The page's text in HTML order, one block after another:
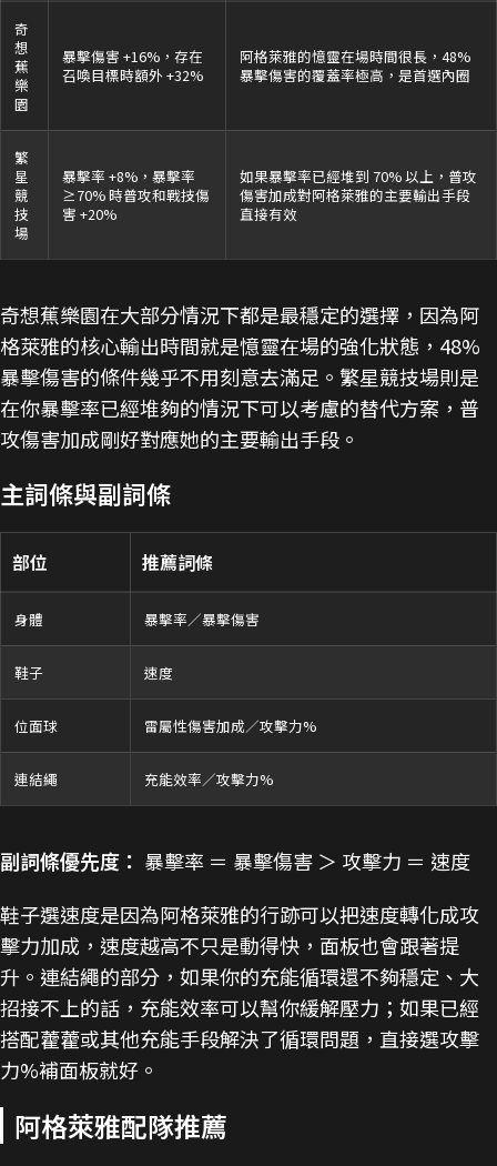
奇
想
蕉
樂
園
暴擊傷害 +16%，存在
召喚目標時額外 +32%
阿格萊雅的憶靈在場時間很長，48%
暴擊傷害的覆蓋率極高，是首選內圈
繁
星
競
技
場
暴擊率 +8%，暴擊率
≥70% 時普攻和戰技傷
害 +20%
如果暴擊率已經堆到 70% 以上，普攻
傷害加成對阿格萊雅的主要輸出手段
直接有效
奇想蕉樂園在大部分情況下都是最穩定的選擇，因為阿
格萊雅的核心輸出時間就是憶靈在場的強化狀態，48%
暴擊傷害的條件幾乎不用刻意去滿足。繁星競技場則是
在你暴擊率已經堆夠的情況下可以考慮的替代方案，普
攻傷害加成剛好對應她的主要輸出手段。
主詞條與副詞條
部位 推薦詞條
身體 暴擊率／暴擊傷害
鞋子 速度
位面球 雷屬性傷害加成／攻擊力%
連結繩 充能效率／攻擊力%
副詞條優先度： 暴擊率 ＝ 暴擊傷害 ＞ 攻擊力 ＝ 速度
鞋子選速度是因為阿格萊雅的行跡可以把速度轉化成攻
擊力加成，速度越高不只是動得快，面板也會跟著提
升。連結繩的部分，如果你的充能循環還不夠穩定、大
招接不上的話，充能效率可以幫你緩解壓力；如果已經
搭配藿藿或其他充能手段解決了循環問題，直接選攻擊
力%補面板就好。
阿格萊雅配隊推薦